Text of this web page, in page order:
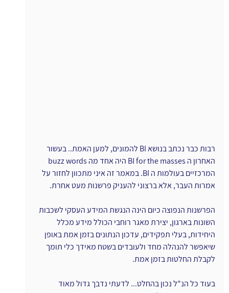
רבות כבר נכתב בנושא BI להמונים, למען האמת.. בעשור
המרכזיים בעולמות ה BI. במאמר זה איני מתכוון לחזור על
אמרות העבר, אלא ברצוני להעניק פרשנות מעט אחרת.
הפרשנות הנפוצה כיום הינה הנגשת המידע העסקי לשכבות
השונות בארגון, יצירת מאגר רוחבי הכולל מידע מכלל
היחידות, בעלי תפקידים, עדכון הנתונים בזמן אמת באופן
שיאפשר להנהלה מחד ולעובדים בשטח מאידך כלי תומך
לקבלת החלטות בזמן אמת.
בעוד כל הנ"ל נכון בהחלט... לדעתי נדבך גדול מאוד